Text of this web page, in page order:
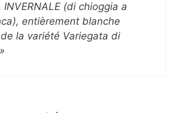
INVERNALE (di chioggia a
entièrement blanche
la variété Variegata di